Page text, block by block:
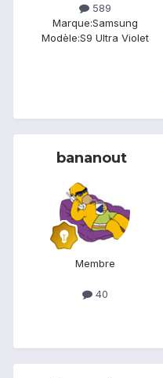
589
Marque:Samsung
Modèle:S9 Ultra Violet
bananout
Membre
40